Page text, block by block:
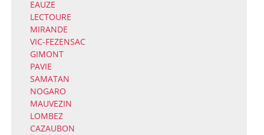
EAUZE
LECTOURE
MIRANDE
VIC-FEZENSAC
GIMONT
PAVIE
SAMATAN
NOGARO
MAUVEZIN
LOMBEZ
CAZAUBON